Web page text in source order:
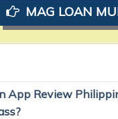
MAG LOAN
App Review